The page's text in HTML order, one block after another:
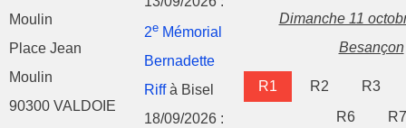
Moulin
Place Jean
Moulin
90300 VALDOIE
2e Mémorial
Bernadette
Riffà Bisel
18/09/2026 :
Dimanche 11
Besançon
R1 R2
R3
R6
R7